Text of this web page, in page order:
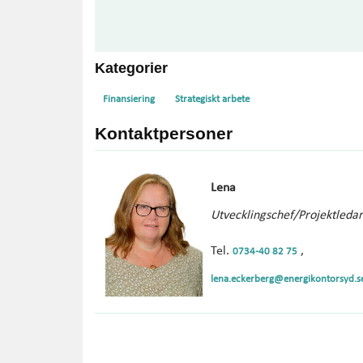
Kategorier
Finansiering Strategiskt arbete
Kontaktpersoner
Lena
Utvecklingschef/
Tel. 0734-40 82 75 ,